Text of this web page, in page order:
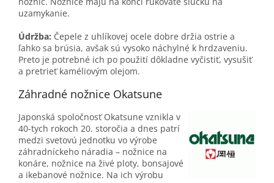
uzamykanie.
Údržba: Čepele z uhlíkovej ocele dobre držia ostrie a
ľahko sa brúsia, avšak sú vysoko náchylné k hrdzaveniu.
Preto je potrebné ich po použití dôkladne vyčistiť, vysušiť
a pretrieť kaméliovým olejom.
Záhradné nožnice Okatsune
Japonská spoločnosť Okatsune vznikla v
40-tych rokoch 20. storočia a dnes patrí
medzi svetovú jednotku vo výrobe
záhradníckeho náradia – nožnice na
konáre, nožnice na živé ploty, bonsajové
a ikebanové nožnice. Na ich výrobu